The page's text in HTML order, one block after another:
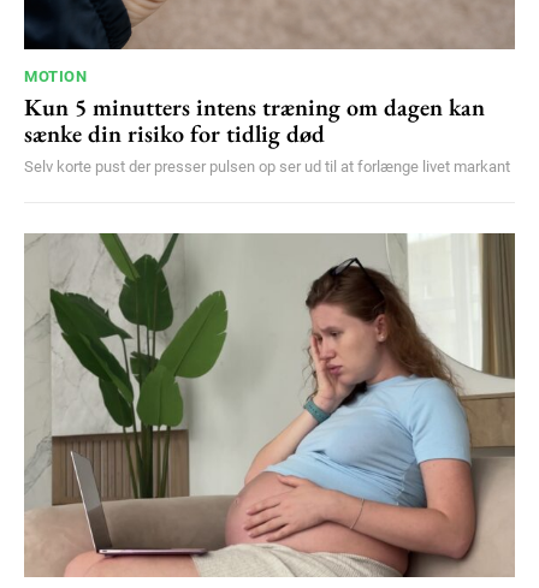
MOTION
Kun 5 minutters intens træning om dagen kan
sænke din risiko for tidlig død
Selv korte pust der presser pulsen op ser ud til at forlænge livet markant